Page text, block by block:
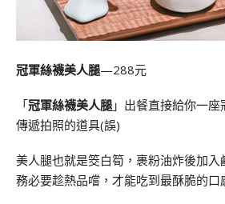
冠軍絲襪美人腿—288元
「冠軍絲襪美人腿 」出餐直接給你一
傳遞拍照的道具(誤)
美人腿也就是筊白筍，裹粉油炸後加
務必要趁熱品嚐，才能吃到最酥脆的口